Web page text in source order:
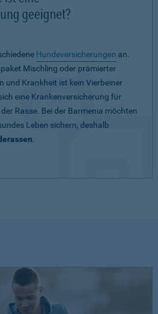
geeignet?
Hundeversicherungen an.
Mischling oder prämierter
und Krankheit ist kein Vierbeiner
eine Krankenversicherung für
Rasse. Bei der Barmenia möchten
Leben sichern, deshalb
.